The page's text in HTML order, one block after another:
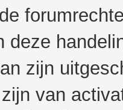
deze
zijn
van